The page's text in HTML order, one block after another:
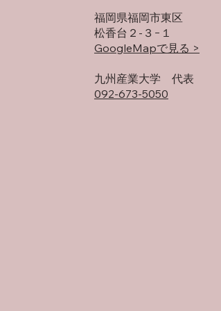
福岡県福岡市東区
松香台２-３−１
GoogleMapで見る >
​九州産業大学 代表
092-673-5050